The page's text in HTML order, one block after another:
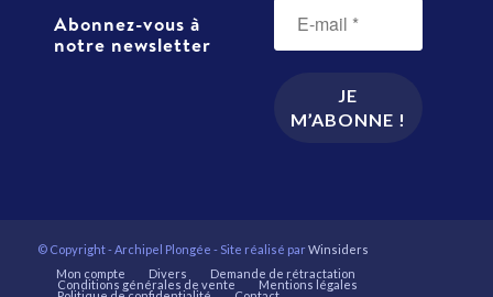
Abonnez-vous à
notre newsletter
© Copyright - Archipel Plongée - Site réalisé parWinsiders
Mon compte
Divers Demande de rétractation
Conditions générales de vente Mentions légales